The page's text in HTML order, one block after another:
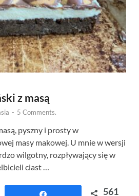
z masą
- 5 Comments.
pyszny i prosty w
masy makowej. U mnie w wersji
wilgotny, rozpływający się w
ciast …
561